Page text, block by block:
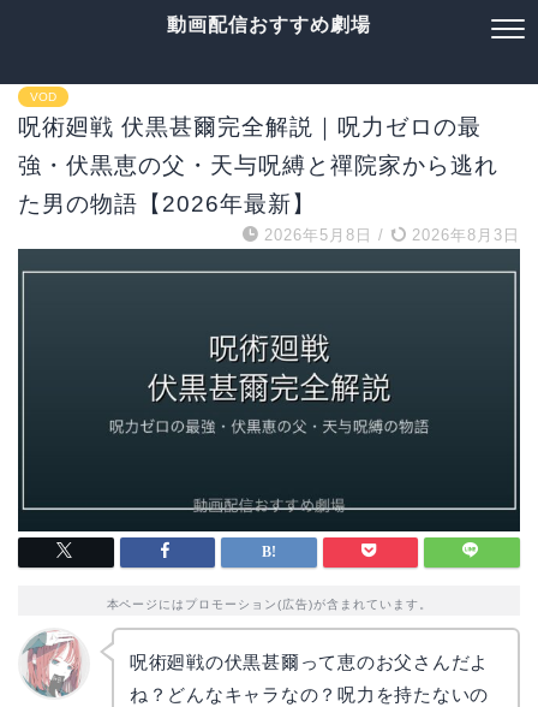
動画配信おすすめ劇場
VOD
呪術廻戦 伏黒甚爾完全解説｜呪力ゼロの最
強・伏黒恵の父・天与呪縛と禪院家から逃れ
た男の物語【2026年最新】
2026年5月8日 / 2026年8月3日
本ページにはプロモーション(広告)が含まれています。
呪術廻戦の伏黒甚爾って恵のお父さんだよ
ね？どんなキャラなの？呪力を持たないの